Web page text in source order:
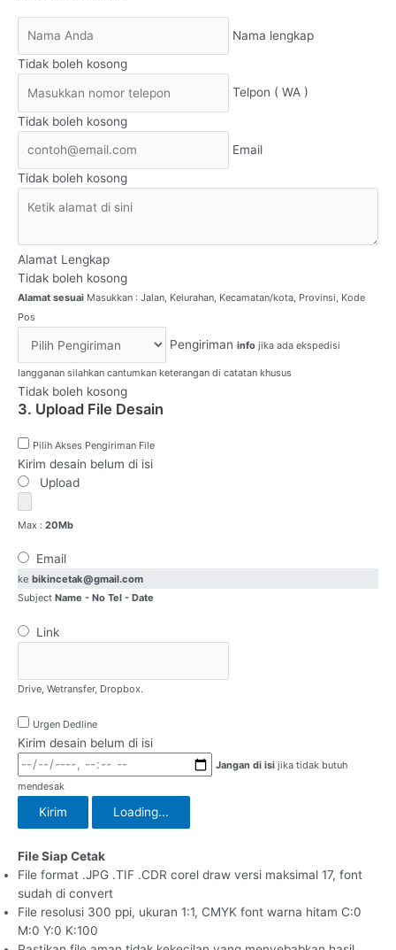
Nama lengkap
Tidak boleh kosong
Telpon ( WA )
Tidak boleh kosong
Email
Tidak boleh kosong
Alamat Lengkap
Tidak boleh kosong
Alamat sesuai Masukkan : Jalan, Kelurahan, Kecamatan/kota, Provinsi, Kode
Pos
Pengiriman infojika ada ekspedisi
langganan silahkan cantumkan keterangan di catatan khusus
Tidak boleh kosong
3. Upload File Desain
Pilih Akses Pengiriman File
Kirim desain belum di isi
Upload
Max : 20Mb
Email
ke bikincetak@gmail.com
Subject Name - No Tel - Date
Link
Drive, Wetransfer, Dropbox.
Urgen Dedline
Kirim desain belum di isi
Jangan di isijika tidak butuh
mendesak
Kirim Loading...
File Siap Cetak
File format .JPG .TIF .CDR corel draw versi maksimal 17, font
sudah di convert
File resolusi 300 ppi, ukuran 1:1, CMYK font warna hitam C:0
M:0 Y:0 K:100